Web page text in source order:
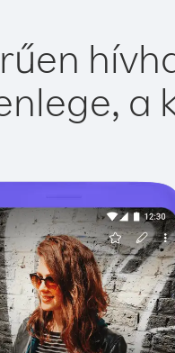
a